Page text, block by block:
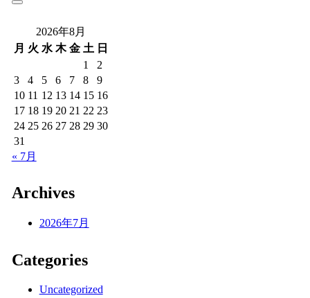
2026年8月
月 火 水 木 金 土 日
1
2
3
4 5 6 7 8
9
10 11 12 13 14 15 16
17 18 19 20 21 22 23
24 25 26 27 28 29 30
31
« 7月
Archives
2026年7月
Categories
Uncategorized